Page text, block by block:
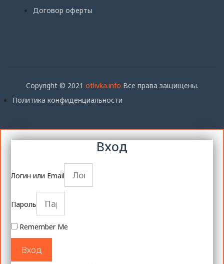
Договор оферты
Copyright © 2021 otlivka.info Все права защищены.
Политика конфиденциальности
Вход
Логин или Email
Пароль
Remember Me
Вход